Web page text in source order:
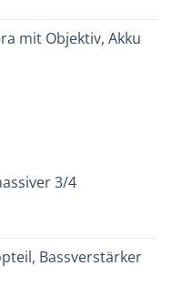
mit Objektiv, Akku
3/4
Bassverstärker